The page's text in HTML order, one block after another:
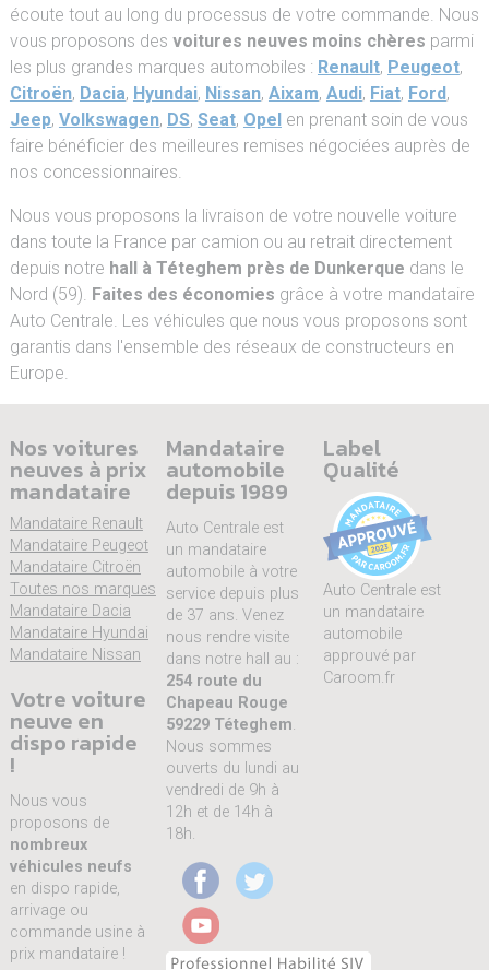
écoute tout au long du processus de votre commande. Nous
vous proposons des voitures neuves moins chères parmi
les plus grandes marques automobiles : Renault, Peugeot,
Citroën, Dacia, Hyundai, Nissan, Aixam, Audi, Fiat, Ford,
Jeep, Volkswagen, DS, Seat, Opelen prenant soin de vous
faire bénéficier des meilleures remises négociées auprès de
nos concessionnaires.
Nous vous proposons la livraison de votre nouvelle voiture
dans toute la France par camion ou au retrait directement
depuis notre hall à Téteghem près de Dunkerque dans le
Nord (59). Faites des économies grâce à votre mandataire
Auto Centrale. Les véhicules que nous vous proposons sont
garantis dans l'ensemble des réseaux de constructeurs en
Europe.
Nos voitures
neuves à prix
mandataire
Mandataire Renault
Mandataire Peugeot
Mandataire Citroën
Toutes nos marques
Mandataire Dacia
Mandataire Hyundai
Mandataire Nissan
Votre voiture
neuve en
dispo rapide
!
Nous vous
proposons de
nombreux
véhicules neufs
en dispo rapide,
arrivage ou
commande usine à
prix mandataire !
Mandataire
automobile
depuis 1989
Auto Centrale est
un mandataire
automobile à votre
service depuis plus
de 37 ans. Venez
nous rendre visite
dans notre hall au :
254 route du
Chapeau Rouge
59229 Téteghem.
Nous sommes
ouverts du lundi au
vendredi de 9h à
12h et de 14h à
18h.
Label
Qualité
Auto Centrale est
un mandataire
automobile
approuvé par
Caroom.fr